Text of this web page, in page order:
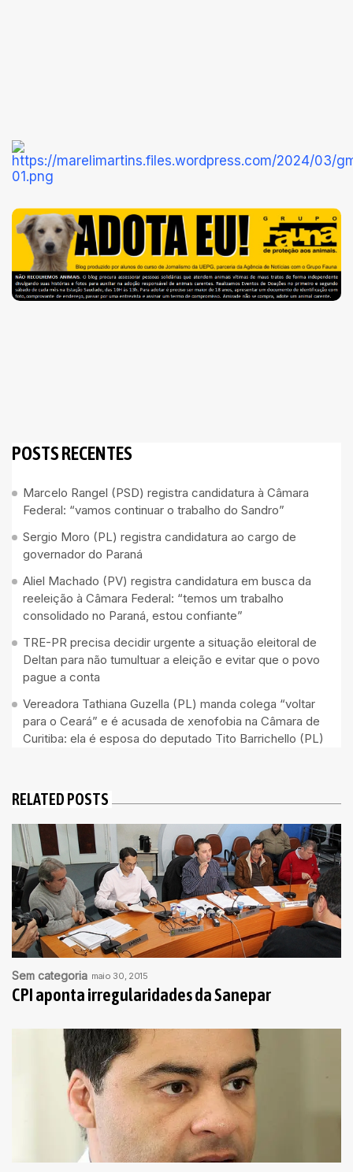
POSTS RECENTES
Marcelo Rangel (PSD) registra candidatura à Câmara
Federal: “vamos continuar o trabalho do Sandro”
Sergio Moro (PL) registra candidatura ao cargo de
governador do Paraná
Aliel Machado (PV) registra candidatura em busca da
reeleição à Câmara Federal: “temos um trabalho
consolidado no Paraná, estou confiante”
TRE-PR precisa decidir urgente a situação eleitoral de
Deltan para não tumultuar a eleição e evitar que o povo
pague a conta
Vereadora Tathiana Guzella (PL) manda colega “voltar
para o Ceará” e é acusada de xenofobia na Câmara de
Curitiba: ela é esposa do deputado Tito Barrichello (PL)
RELATED POSTS
Sem categoria maio 30, 2015
CPI aponta irregularidades da Sanepar